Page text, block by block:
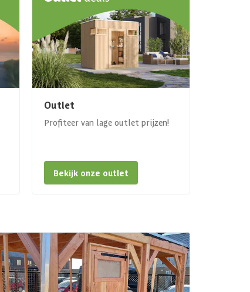
Outlet
Profiteer van lage outlet prijzen!
Bekijk onze outlet